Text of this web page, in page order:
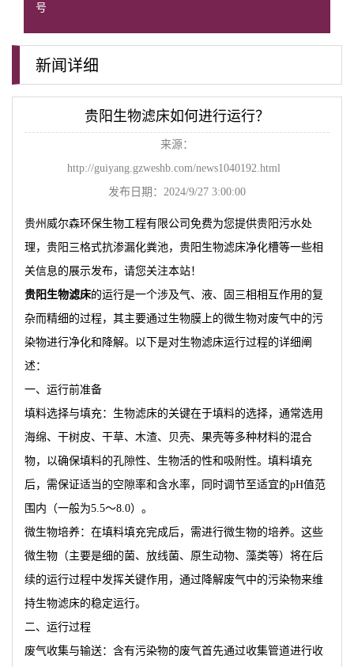
号
新闻详细
贵阳生物滤床如何进行运行？
来源：
http://guiyang.gzweshb.com/news1040192.html
发布日期：2024/9/27 3:00:00
贵州威尔森环保生物工程有限公司免费为您提供贵阳污水处
理 ，贵阳三格式抗渗漏化粪池，贵阳生物滤床净化槽等一些相
关信息的展示发布，请您关注本站！
贵阳生物滤床的运行是一个涉及气、液、固三相相互作用的复
杂而精细的过程，其主要通过生物膜上的微生物对废气中的污
染物进行净化和降解。以下是对生物滤床运行过程的详细阐
述：
一、运行前准备
填料选择与填充：生物滤床的关键在于填料的选择，通常选用
海绵、干树皮、干草、木渣、贝壳、果壳等多种材料的混合
物，以确保填料的孔隙性、生物活的性和吸附性。填料填充
后，需保证适当的空隙率和含水率，同时调节至适宜的pH值范
围内（一般为5.5～8.0）。
微生物培养：在填料填充完成后，需进行微生物的培养。这些
微生物（主要是细的菌、放线菌、原生动物、藻类等）将在后
续的运行过程中发挥关键作用，通过降解废气中的污染物来维
持生物滤床的稳定运行。
二、运行过程
废气收集与输送：含有污染物的废气首先通过收集管道进行收